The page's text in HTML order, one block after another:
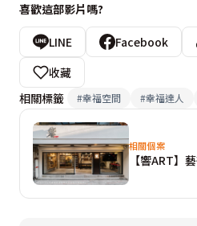
喜歡這部影片嗎?
LINE Facebook
收藏
相關標籤
#幸福空間 #幸福達人
相關個案
【響ART】